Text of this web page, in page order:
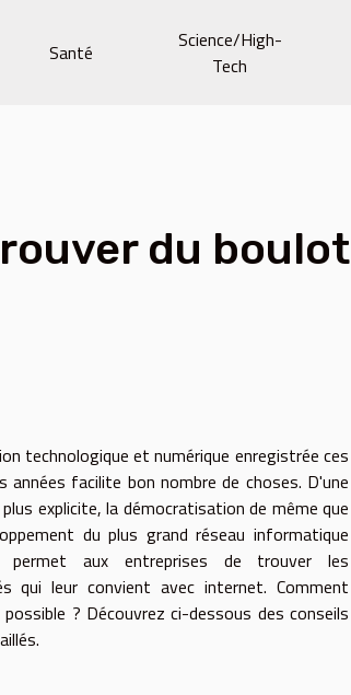
Santé
Science/High-
Tech
du
technologique et numérique enregistrée ces
années facilite bon nombre de choses. D'une
explicite, la démocratisation de même que
du plus grand réseau informatique
permet aux entreprises de trouver les
qui leur convient avec internet. Comment
? Découvrez ci-dessous des conseils